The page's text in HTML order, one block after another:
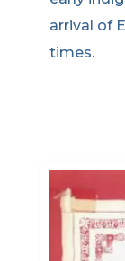
arrival of
times.